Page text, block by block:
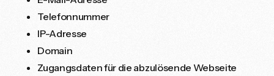
Telefonnummer
IP-Adresse
Domain
Zugangsdaten für die abzulösende Webseite